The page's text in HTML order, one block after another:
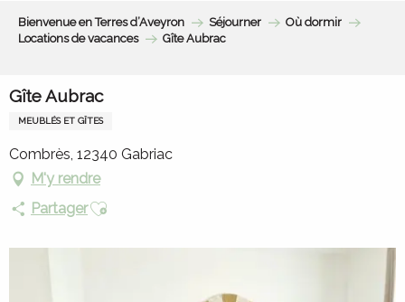
Bienvenue en Terres d’Aveyron Séjourner
Où dormir
Locations de vacances
Gîte Aubrac
Gîte Aubrac
MEUBLÉS ET GÎTES
Combrès, 12340 Gabriac
M'y rendre
PartagerAjouter aux favoris